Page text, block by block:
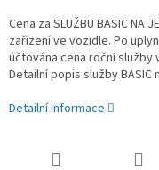
Cena za SLUŽBU BASIC NA
zařízení ve vozidle. Po
účtována cena roční služby
Detailní popis služby
Detailní informace